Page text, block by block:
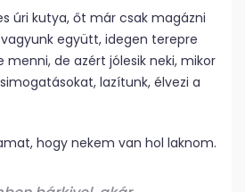
úri kutya, őt már csak magázni
együtt, idegen terepre
de azért jólesik neki, mikor
lazítunk, élvezi a
hogy nekem van hol laknom.